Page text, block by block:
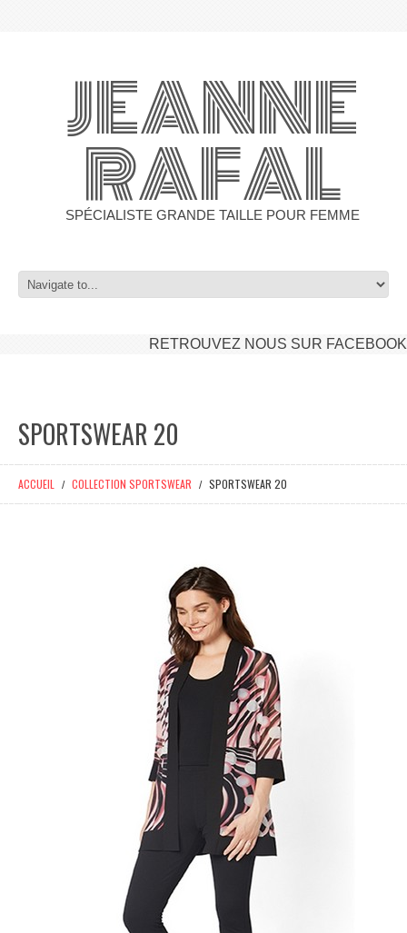
JEANNE
RAFAL
SPÉCIALISTE GRANDE TAILLE POUR FEMME
RETROUVEZ NOUS SUR FACEBOOK
SPORTSWEAR 20
ACCUEIL COLLECTION SPORTSWEAR SPORTSWEAR 20